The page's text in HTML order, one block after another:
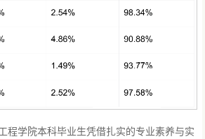
程学院本科毕业生凭借扎实的专业素养与实